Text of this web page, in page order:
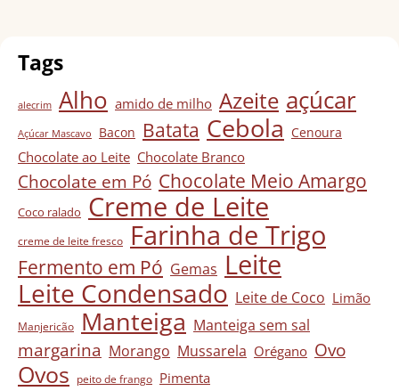
Tags
alecrim Alho amido de milho Azeite açúcar
Açúcar Mascavo Bacon Batata Cebola Cenoura
Chocolate ao Leite Chocolate Branco
Chocolate em Pó Chocolate Meio Amargo
Coco ralado Creme de Leite
creme de leite fresco Farinha de Trigo
Fermento em Pó Gemas Leite
Leite Condensado Leite de Coco Limão
Manjericão Manteiga Manteiga sem sal
margarina Morango Mussarela Orégano Ovo
Ovos peito de frango Pimenta